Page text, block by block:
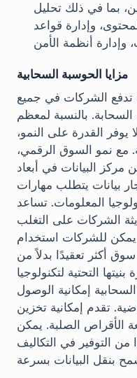
بما في ذلك تحليل
وإدارة قواعد
مزايا الحوسبة السحابية
تدفع الشركات في جميع
السحابة. بالنسبة لمعظم
القدرة على النمو،
مع نمو السوق الرقمي،
البيانات في أبعاد
بيانات يتطلب مهارات
المعلومات. تساعد
الشركات على التغلب
للشركات استخدام
أكثر تعقيدًا بدلاً من
التحتية لتكنولوجيا
إمكانية الوصول
تقدم إمكانية تخزين
الأقراص الصلبة. يمكن
من التوفير في التكاليف